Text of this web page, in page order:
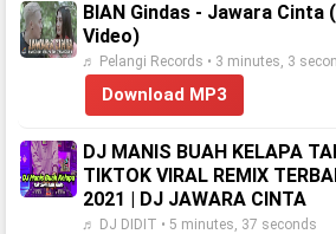
BIAN Gindas - Jawara Cinta
Video)
♬ Pelangi Records • 3 minutes, 3
Download MP3
DJ MANIS BUAH KELAPA
TIKTOK VIRAL REMIX
2021 | DJ JAWARA CINTA
♬ DJ DIDIT • 5 minutes, 37 seconds